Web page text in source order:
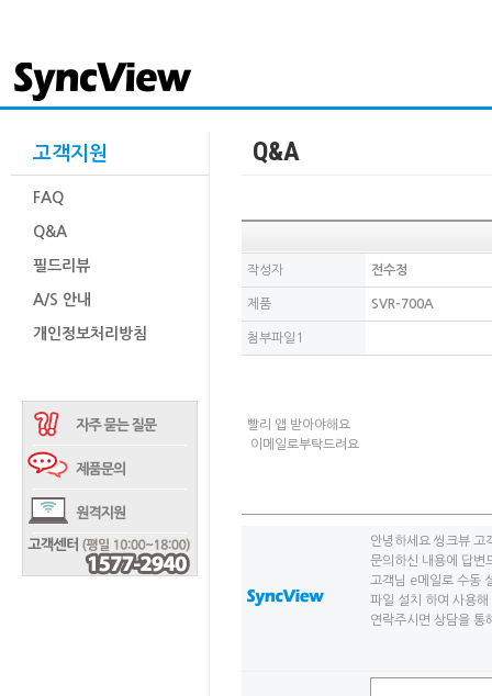
고객지원
FAQ
Q&A
필드리뷰
A/S 안내
개인정보처리방침
Q&A
작성자 전수정
제품 SVR-700A
첨부파일1
빨리 앱 받아야해요
이메일로부탁드려요
안녕하세요 씽크뷰 고
문의하신 내용에 답변
고객님 e메일로 수동
파일 설치 하여 사용
연락주시면 상담을 통